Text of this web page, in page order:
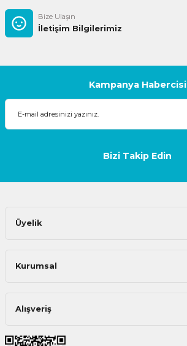
Bize Ulaşın
İletişim Bilgilerimiz
Kampanya Habercisi
Bizi Takip Edin
Üyelik
Kurumsal
Alışveriş